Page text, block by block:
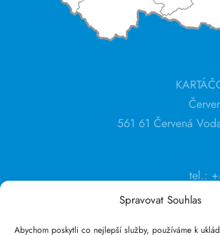
Spravovat Souhlas
Abychom poskytli co nejlepší služby, používáme k
561 61 Červená
tel.: